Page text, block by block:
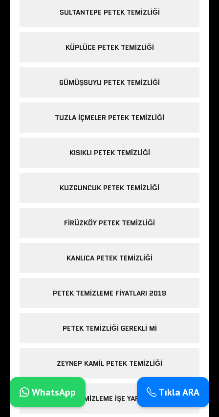
SULTANTEPE PETEK TEMIZLIĞI
KÜPLÜCE PETEK TEMIZLIĞI
GÜMÜŞSUYU PETEK TEMIZLIĞI
TUZLA IÇMELER PETEK TEMIZLIĞI
KISIKLI PETEK TEMIZLIĞI
KUZGUNCUK PETEK TEMIZLIĞI
FIRÜZKÖY PETEK TEMIZLIĞI
KANLICA PETEK TEMIZLIĞI
PETEK TEMIZLEME FIYATLARI 2019
PETEK TEMIZLIĞI GEREKLI MI
ZEYNEP KAMIL PETEK TEMIZLIĞI
PETEK TEMIZLEME IŞE YARIYOR MUTıkla ARA
WhatsApp